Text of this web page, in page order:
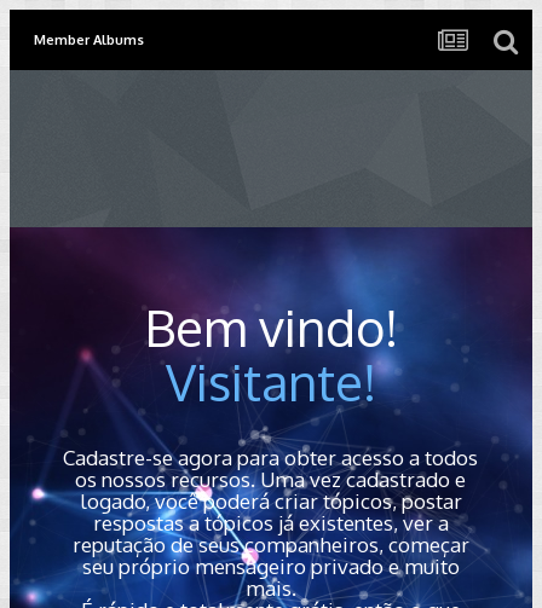
Member Albums
Bem vindo!
Visitante!
Cadastre-se agora para obter acesso a todos
os nossos recursos. Uma vez cadastrado e
logado, você poderá criar tópicos, postar
respostas a tópicos já existentes, ver a
reputação de seus companheiros, começar
seu próprio mensageiro privado e muito
mais.